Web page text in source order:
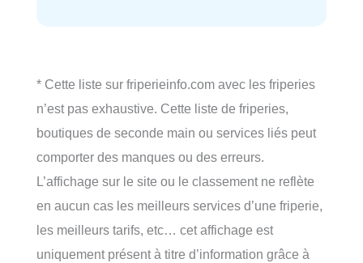
* Cette liste sur friperieinfo.com avec les friperies
n’est pas exhaustive. Cette liste de friperies,
boutiques de seconde main ou services liés peut
comporter des manques ou des erreurs.
L’affichage sur le site ou le classement ne reflète
en aucun cas les meilleurs services d’une friperie,
les meilleurs tarifs, etc… cet affichage est
uniquement présent à titre d’information grâce à